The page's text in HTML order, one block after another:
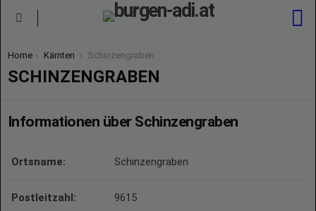
You are here:
Home Kärnten Schinzengraben
SCHINZENGRABEN
Informationen über Schinzengraben
Ortsname: Schinzengraben
Postleitzahl: 9615